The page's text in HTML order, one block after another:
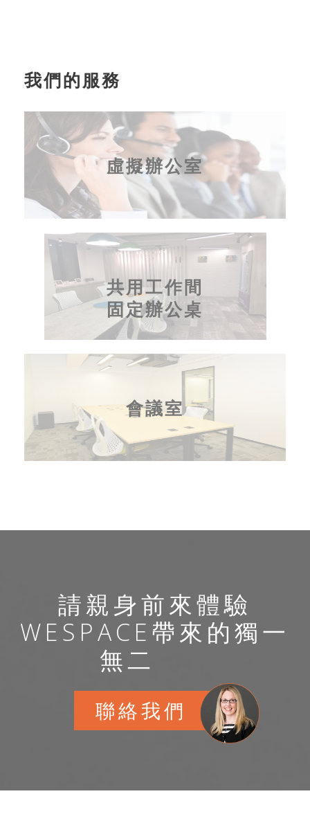
我們的服務
虛擬辦公室
共用工作間
固定辦公桌
會議室
請親身前來體驗
WESPACE帶來的獨一
無二
聯絡我們